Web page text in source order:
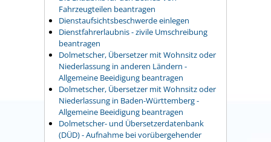
Fahrzeugteilen beantragen
Dienstaufsichtsbeschwerde einlegen
Dienstfahrerlaubnis - zivile Umschreibung
beantragen
Dolmetscher, Übersetzer mit Wohnsitz oder
Niederlassung in anderen Ländern -
Allgemeine Beeidigung beantragen
Dolmetscher, Übersetzer mit Wohnsitz oder
Niederlassung in Baden-Württemberg -
Allgemeine Beeidigung beantragen
Dolmetscher- und Übersetzerdatenbank
(DÜD) - Aufnahme bei vorübergehender